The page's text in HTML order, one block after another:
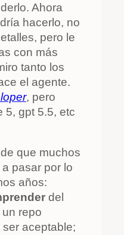
Ahora
hacerlo, no
pero le
con más
tanto los
el agente.
, pero
5, gpt 5.5, etc
que muchos
pasar por lo
años:
del
repo
aceptable;